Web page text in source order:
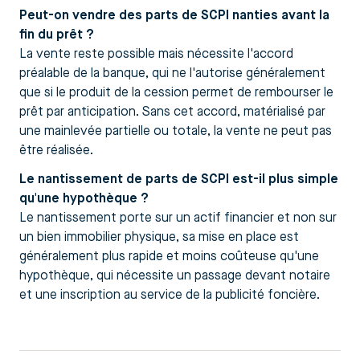
Peut-on vendre des parts de SCPI nanties avant la
fin du prêt ?
La vente reste possible mais nécessite l'accord
préalable de la banque, qui ne l'autorise généralement
que si le produit de la cession permet de rembourser le
prêt par anticipation. Sans cet accord, matérialisé par
une mainlevée partielle ou totale, la vente ne peut pas
être réalisée.
Le nantissement de parts de SCPI est-il plus simple
qu'une hypothèque ?
Le nantissement porte sur un actif financier et non sur
un bien immobilier physique, sa mise en place est
généralement plus rapide et moins coûteuse qu'une
hypothèque, qui nécessite un passage devant notaire
et une inscription au service de la publicité foncière.